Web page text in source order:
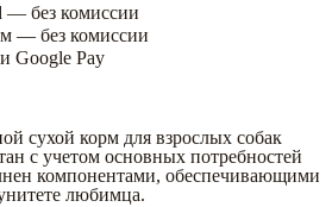
— без комиссии
— без комиссии
Google Pay
сухой корм для взрослых собак
с учетом основных потребностей
компонентами, обеспечивающими
любимца.